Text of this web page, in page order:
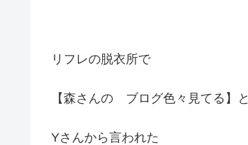
リフレの脱衣所で
【森さんの ブログ色々見てる】と
Yさんから言われた